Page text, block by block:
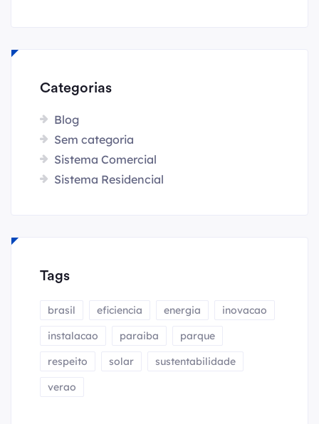
Categorias
Blog
Sem categoria
Sistema Comercial
Sistema Residencial
Tags
brasil eficiencia energia
inovacao
instalacao
paraiba
parque
respeito
solar
sustentabilidade
verao